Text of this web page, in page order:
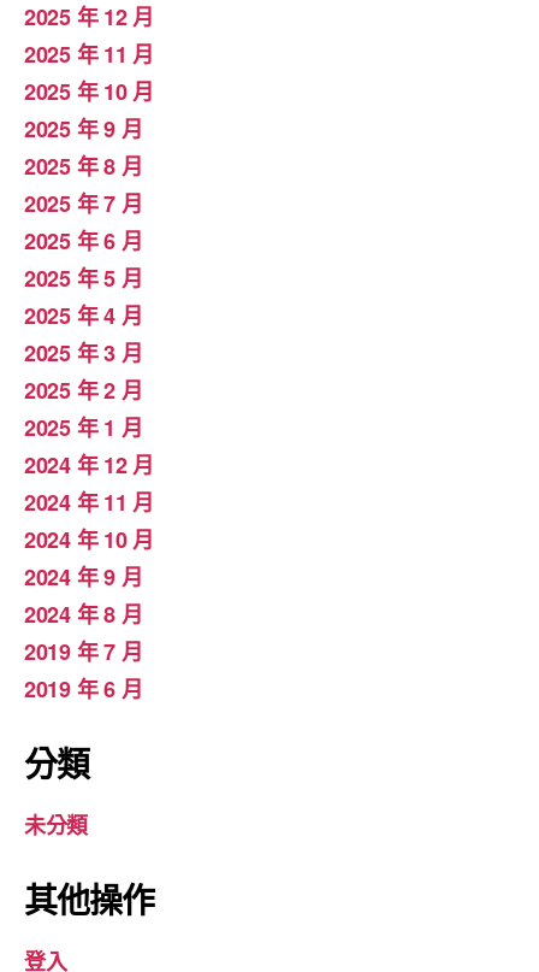
2025 年 12 月
2025 年 11 月
2025 年 10 月
2025 年 9 月
2025 年 8 月
2025 年 7 月
2025 年 6 月
2025 年 5 月
2025 年 4 月
2025 年 3 月
2025 年 2 月
2025 年 1 月
2024 年 12 月
2024 年 11 月
2024 年 10 月
2024 年 9 月
2024 年 8 月
2019 年 7 月
2019 年 6 月
分類
未分類
其他操作
登入